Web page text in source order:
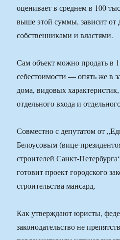
оценивает в среднем в 100
выше этой суммы, зависит от
собственниками и властями.
Сам объект можно продать в
себестоимости — опять же в
дома, видовых
отдельного входа и
Совместно с депутатом от
Белоусовым (вице-
строителей Санкт-
готовит проект городского
строительства мансард.
Как утверждают юристы,
законодательство не